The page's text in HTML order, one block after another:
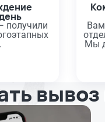
получили
Мы